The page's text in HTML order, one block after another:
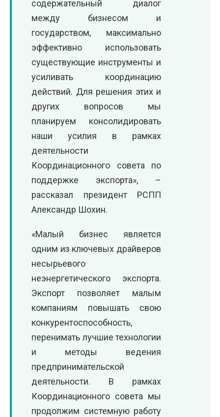
содержательный диалог
между бизнесом и
государством, максимально
эффективно использовать
существующие инструменты и
усиливать координацию
действий. Для решения этих и
других вопросов мы
планируем консолидировать
наши усилия в рамках
деятельности
Координационного совета по
поддержке экспорта», –
рассказал президент РСПП
Александр Шохин.
«Малый бизнес является
одним из ключевых драйверов
несырьевого
неэнергетического экспорта.
Экспорт позволяет малым
компаниям повышать свою
конкурентоспособность,
перенимать лучшие технологии
и методы ведения
предпринимательской
деятельности. В рамках
Координационного совета мы
продолжим системную работу